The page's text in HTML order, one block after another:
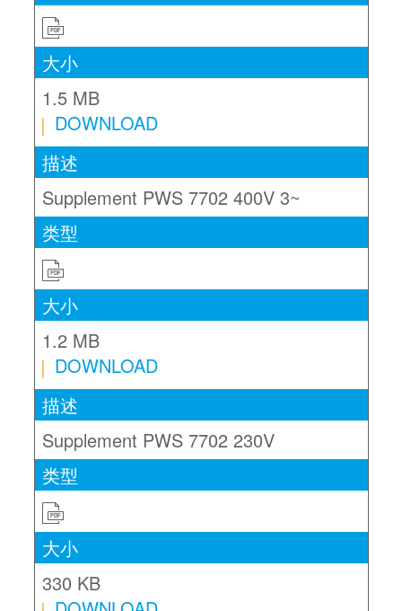
PDF
1.5 MB
DOWNLOAD
Supplement PWS 7702 400V 3~
PDF
1.2 MB
DOWNLOAD
Supplement PWS 7702 230V
PDF
330 KB